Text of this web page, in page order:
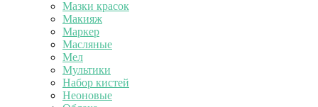
Мазки красок
Макияж
Маркер
Масляные
Мел
Мультики
Набор кистей
Неоновые